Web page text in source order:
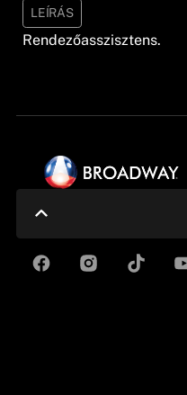
LEÍRÁS
Rendezőasszisztens.